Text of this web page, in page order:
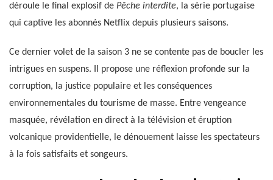
déroule le final explosif de Pêche interdite, la série portugaise
qui captive les abonnés Netflix depuis plusieurs saisons.
Ce dernier volet de la saison 3 ne se contente pas de boucler les
intrigues en suspens. Il propose une réflexion profonde sur la
corruption, la justice populaire et les conséquences
environnementales du tourisme de masse. Entre vengeance
masquée, révélation en direct à la télévision et éruption
volcanique providentielle, le dénouement laisse les spectateurs
à la fois satisfaits et songeurs.